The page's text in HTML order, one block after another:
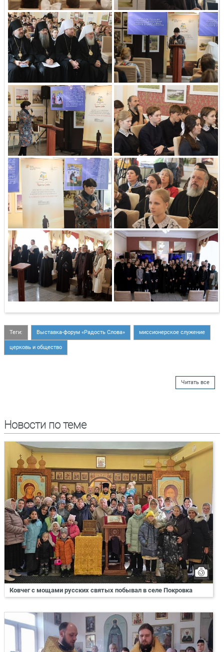
Теги: Выставка-форум «Радость Слова» миссионерское служение
церковь и общество
Читать все
Новости по теме
Ковчег с мощами русских святых побывал в селе Покровка